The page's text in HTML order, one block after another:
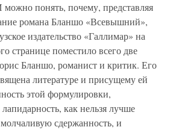
понять, почему, представляя
романа Бланшо «Всевышний»,
издательство «Галлимар» на
странице поместило всего две
Бланшо, романист и критик. Его
литературе и присущему ей
этой формулировки,
как нельзя лучше
сдержанность, и